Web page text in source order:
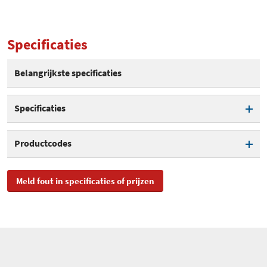
Specificaties
Belangrijkste specificaties
Specificaties
Alarm volume 110 dB
Productcodes
SKU 2401497
Meld fout in specificaties of prijzen